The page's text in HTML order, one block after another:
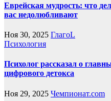
Еврейская мудрость: что
вас недолюбливают
Ноя 30, 2025 ГлагоL
Психология
Психолог рассказал о
цифрового детокса
Ноя 29, 2025 Чемпионат.com